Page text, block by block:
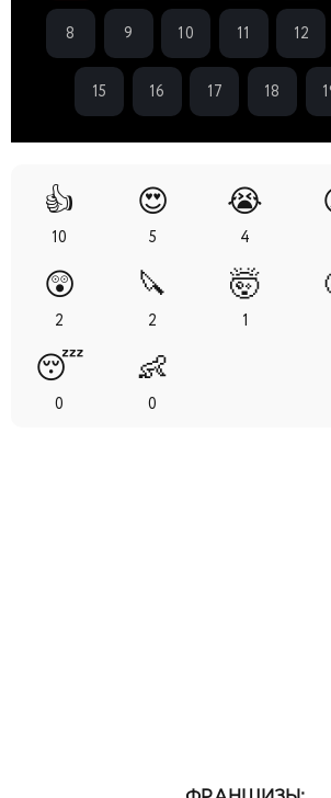
8 9 10 11 12
15 16 17 18
👍
10
😍
5
😭
4
😲
2
🔪
2
🤯
1
😴
0
👶
0